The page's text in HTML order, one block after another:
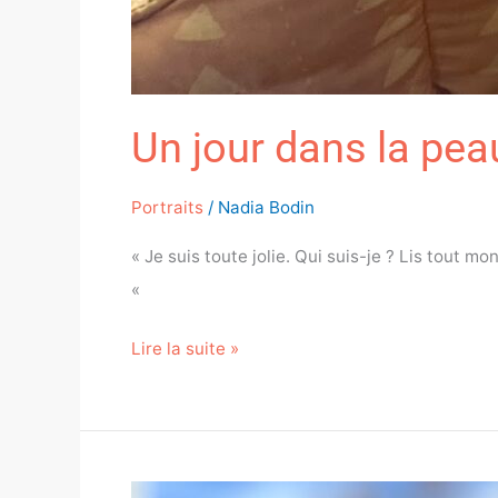
Un jour dans la
Portraits / Nadia Bodin
« Je suis toute jolie. Qui suis-je ? Lis tout
«
Lire la suite »